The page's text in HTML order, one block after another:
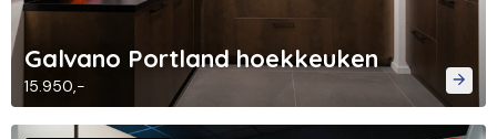
Galvano Portland hoekkeuken
15.950,-